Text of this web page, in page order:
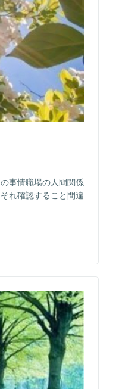
事情職場の人間関係
れ確認すること間違